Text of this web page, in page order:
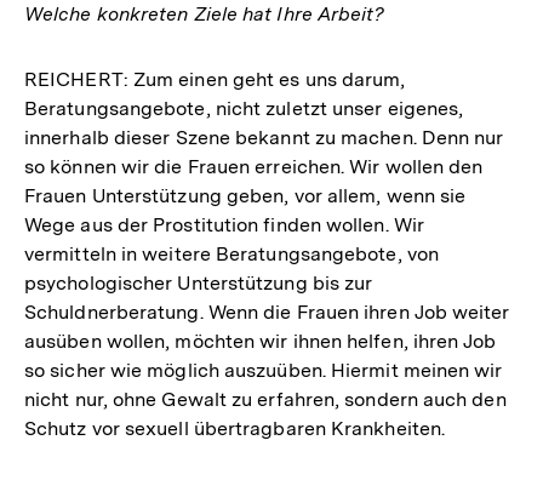
Welche konkreten Ziele hat Ihre Arbeit?
REICHERT: Zum einen geht es uns darum,
Beratungsangebote, nicht zuletzt unser eigenes,
innerhalb dieser Szene bekannt zu machen. Denn nur
so können wir die Frauen erreichen. Wir wollen den
Frauen Unterstützung geben, vor allem, wenn sie
Wege aus der Prostitution finden wollen. Wir
vermitteln in weitere Beratungsangebote, von
psychologischer Unterstützung bis zur
Schuldnerberatung. Wenn die Frauen ihren Job weiter
ausüben wollen, möchten wir ihnen helfen, ihren Job
so sicher wie möglich auszuüben. Hiermit meinen wir
nicht nur, ohne Gewalt zu erfahren, sondern auch den
Schutz vor sexuell übertragbaren Krankheiten.